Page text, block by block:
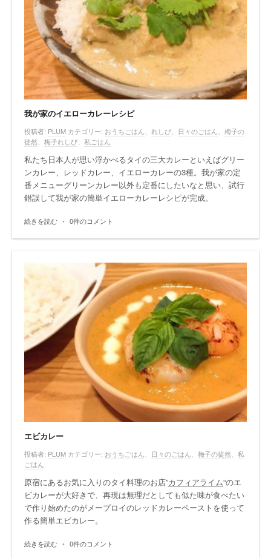
我が家のイエローカレーレシピ
投稿者: PLUM カテゴリー: おうちごはん れしぴ 日々のごはん
梅子の
徒然
梅子れしぴ 私ごはん
私たち日本人が思い浮かべるタイの三大カレーといえばグリー
ンカレー、レッドカレー、イエローカレーの3種。我が家の定
番メニューグリーンカレー以外も定番にしたいなと思い、試行
錯誤して我が家の簡単イエローカレーレシピが完成。
続きを読む • 0件のコメント
エビカレー
投稿者: PLUM カテゴリー: おうちごはん、 日々のごはん、 梅子の徒然、 私
ごはん
原宿にあるお気に入りのタイ料理のお店”カフィアライム“のエ
ビカレーが大好きで、再現は無理だとしても似た味が食べたい
で作り始めたのがメープロイのレッドカレーペーストを使って
作る簡単エビカレー。
続きを読む • 0件のコメント